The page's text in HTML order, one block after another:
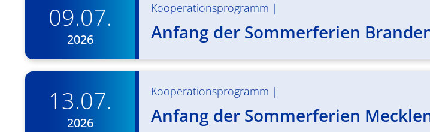
09.07.
2026
Kooperationsprogramm |
Anfang der Sommerferien
13.07.
2026
Kooperationsprogramm |
Anfang der Sommerferien